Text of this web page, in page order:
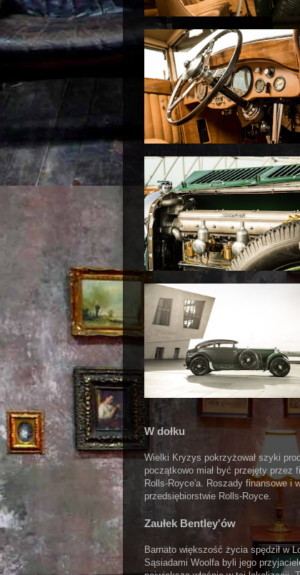
W dołku
Wielki Kryzys pokrzyżował szyki
początkowo miał być przejęty przez
Rolls-Royce'a. Roszady finansowe i
przedsiębiorstwie Rolls-Royce.
Zaułek Bentley'ów
Barnato większość życia spędził w
Sąsiadami Woolfa byli jego